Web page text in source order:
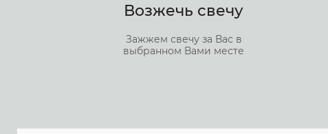
Возжечь свечу
Зажжем свечу за Вас в
выбранном Вами месте